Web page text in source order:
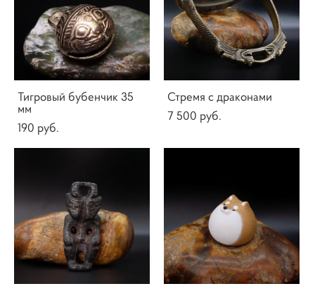
Тигровый бубенчик 35
мм
190 pуб.
Стремя с драконами
7 500 pуб.